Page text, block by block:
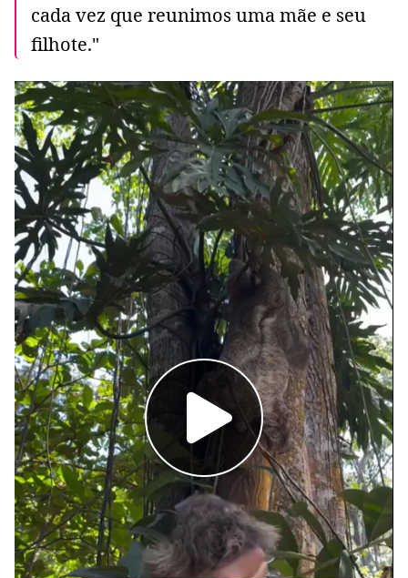
cada vez que reunimos uma mãe e seu
filhote."